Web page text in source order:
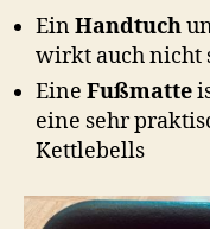
EinHandtuch
wirkt auch nicht
Eine Fußmatte
eine sehr
Kettlebells